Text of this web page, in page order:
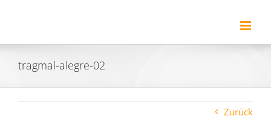
springen
tragmal-alegre-02
Zurück